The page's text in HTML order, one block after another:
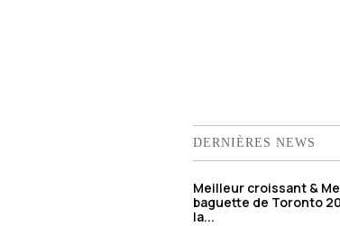
DERNIÈRES NEWS
Meilleur croissant &
baguette de Toronto
la...